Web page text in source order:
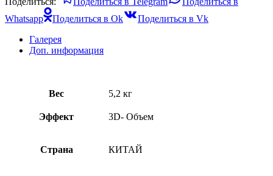
Whatsapp
Поделиться в Ok
Поделиться в Vk
Галерея
Доп. информация
Вес 5,2 кг
Эффект 3D- Объем
Страна КИТАЙ